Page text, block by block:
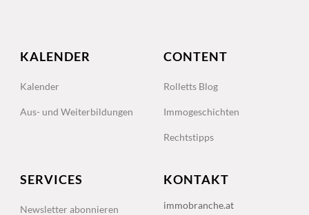
KALENDER
Kalender
Aus- und Weiterbildungen
CONTENT
Rolletts Blog
Immogeschichten
Rechtstipps
SERVICES
Newsletter abonnieren
KONTAKT
immobranche.at